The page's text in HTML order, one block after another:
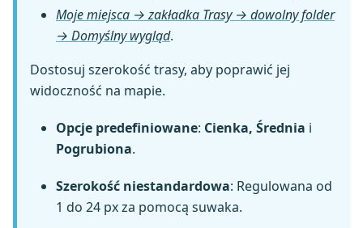
Moje miejsca → zakładka Trasy → dowolny folder
→ Domyślny wygląd.
Dostosuj szerokość trasy, aby poprawić jej
widoczność na mapie.
Opcje predefiniowane: Cienka, Średnia i
Pogrubiona.
Szerokość niestandardowa: Regulowana od
1 do 24 px za pomocą suwaka.